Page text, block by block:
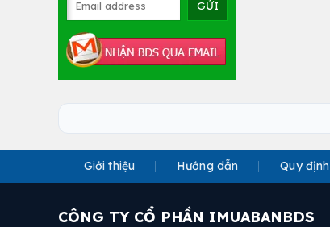
Giới thiệu Hướng dẫn Quy định
CÔNG TY CỔ PHẦN IMUABANBDS